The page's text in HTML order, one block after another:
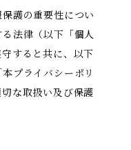
護の重要性につい
法律（以下「個人
すると共に、以下
プライバシーポリ
な取扱い及び保護